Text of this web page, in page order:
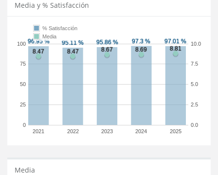
Media y % Satisfacción
2021 2022 2023 2024 2025
0
25
50
75
100
0.0
2.5
5.0
7.5
10.0
% Satisfacción
Media
Media